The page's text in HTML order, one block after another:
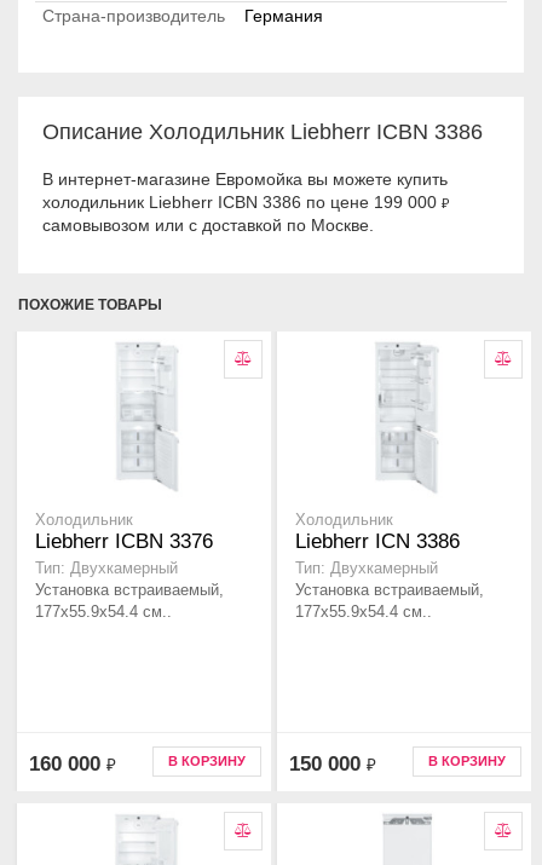
Страна-производитель
Германия
Описание Холодильник Liebherr ICBN 3386
В интернет-магазине Евромойка вы можете купить
холодильник Liebherr ICBN 3386 по цене 199 000 ₽
самовывозом или с доставкой по Москве.
ПОХОЖИЕ ТОВАРЫ
Холодильник
Liebherr ICBN 3376
Тип: Двухкамерный
Установка встраиваемый,
177x55.9x54.4 см..
160 000 ₽ В КОРЗИНУ
Холодильник
Liebherr ICN 3386
Тип: Двухкамерный
Установка встраиваемый,
177x55.9x54.4 см..
150 000 ₽ В КОРЗИНУ